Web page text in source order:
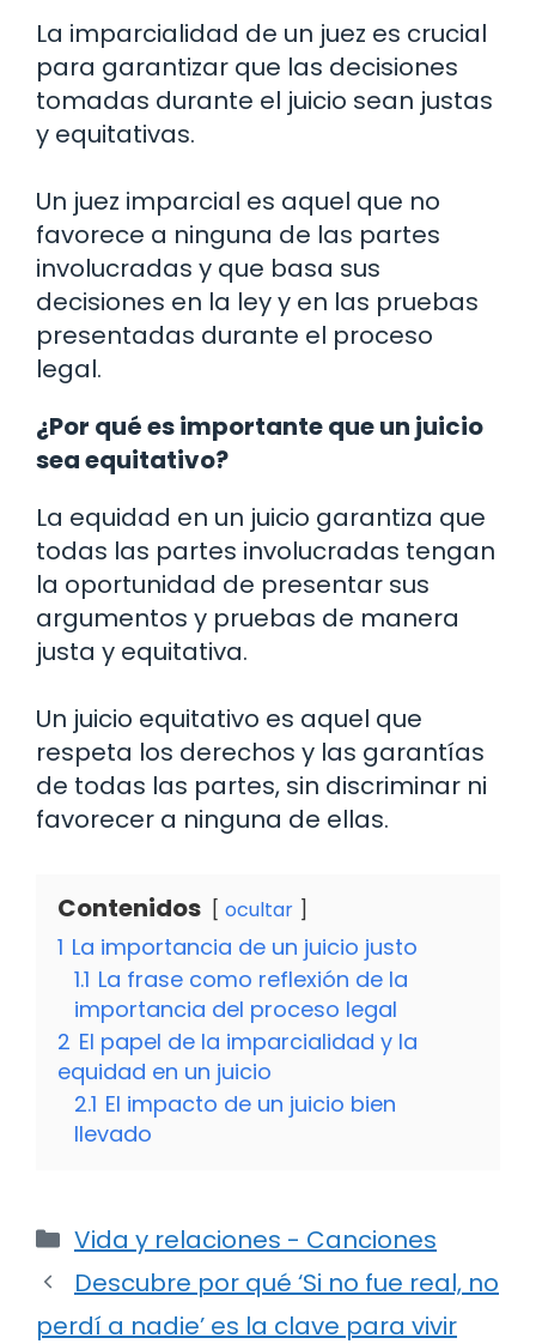
La imparcialidad de un juez es crucial
para garantizar que las decisiones
tomadas durante el juicio sean justas
y equitativas.
Un juez imparcial es aquel que no
favorece a ninguna de las partes
involucradas y que basa sus
decisiones en la ley y en las pruebas
presentadas durante el proceso
legal.
¿Por qué es importante que un juicio
sea equitativo?
La equidad en un juicio garantiza que
todas las partes involucradas tengan
la oportunidad de presentar sus
argumentos y pruebas de manera
justa y equitativa.
Un juicio equitativo es aquel que
respeta los derechos y las garantías
de todas las partes, sin discriminar ni
favorecer a ninguna de ellas.
Contenidos ocultar
1 La importancia de un juicio justo
1.1 La frase como reflexión de la
importancia del proceso legal
2 El papel de la imparcialidad y la
equidad en un juicio
2.1 El impacto de un juicio bien
llevado
Categorías
Vida y relaciones - Canciones
Descubre por qué ‘Si no fue real, no
perdí a nadie’ es la clave para vivir